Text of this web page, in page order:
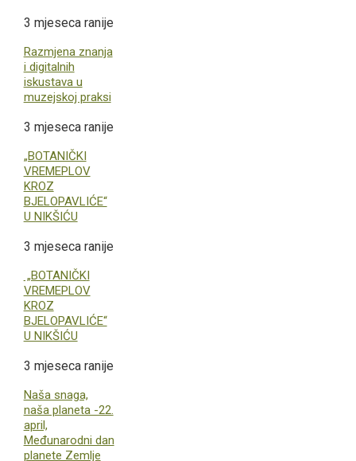
3 mjeseca ranije
Razmjena znanja
i digitalnih
iskustava u
muzejskoj praksi
3 mjeseca ranije
„BOTANIČKI
VREMEPLOV
KROZ
BJELOPAVLIĆE“
U NIKŠIĆU
3 mjeseca ranije
„BOTANIČKI
VREMEPLOV
KROZ
BJELOPAVLIĆE“
U NIKŠIĆU
3 mjeseca ranije
Naša snaga,
naša planeta -22.
april,
Međunarodni dan
planete Zemlje